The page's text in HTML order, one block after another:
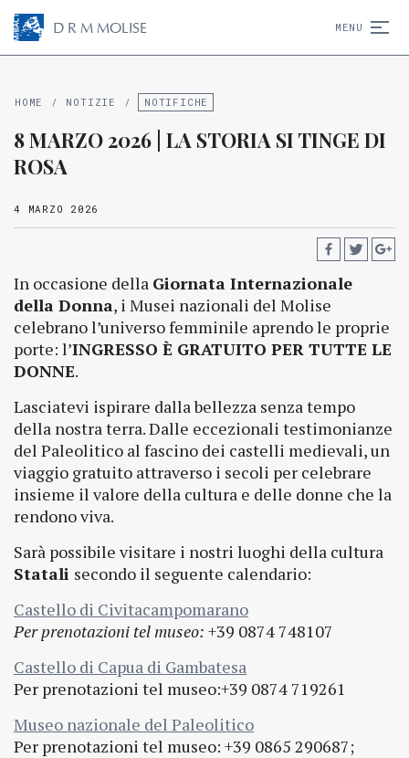
D R M MOLISE MENU
HOME / NOTIZIE / NOTIFICHE
8 MARZO 2026 | LA STORIA SI TINGE DI
ROSA
4 MARZO 2026
In occasione della Giornata Internazionale
della Donna, i Musei nazionali del Molise
celebrano l’universo femminile aprendo le proprie
porte: l’INGRESSO È GRATUITO PER TUTTE LE
DONNE.
Lasciatevi ispirare dalla bellezza senza tempo
della nostra terra. Dalle eccezionali testimonianze
del Paleolitico al fascino dei castelli medievali, un
viaggio gratuito attraverso i secoli per celebrare
insieme il valore della cultura e delle donne che la
rendono viva.
Sarà possibile visitare i nostri luoghi della cultura
Statali secondo il seguente calendario:
Castello di Civitacampomarano
Per prenotazioni tel museo: +39 0874 748107
Castello di Capua di Gambatesa
Per prenotazioni tel museo:+39 0874 719261
Museo nazionale del Paleolitico
Per prenotazioni tel museo: +39 0865 290687;